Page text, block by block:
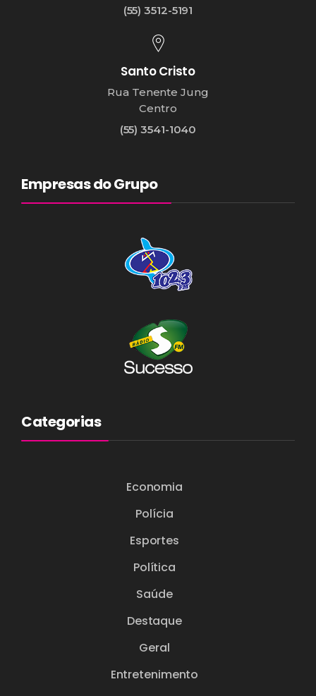
(55) 3512-5191
Santo Cristo
Rua Tenente Jung
Centro
(55) 3541-1040
Empresas do Grupo
Categorias
Economia
Polícia
Esportes
Política
Saúde
Destaque
Geral
Entretenimento